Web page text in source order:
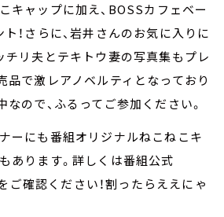
キャップに加え、BOSSカフェベー
！さらに、岩井さんのお気に入りに
チリ夫とテキトウ妻の写真集もプレ
品で激レアノベルティとなっており
なので、ふるってご参加ください。
ーにも番組オリジナルねこねこキ
あります。詳しくは番組公式
確認ください！割ったらええにゃ